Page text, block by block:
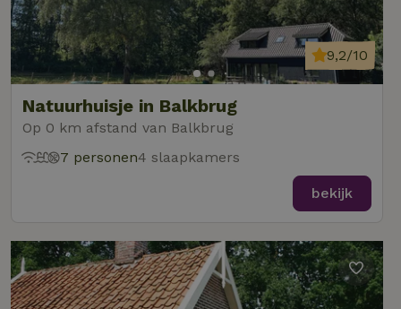
Natuurhuisje in Balkbrug
Op 0 km afstand van Balkbrug
9,2/10
7 personen4 slaapkamers
bekijk